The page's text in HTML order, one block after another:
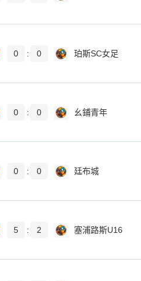
0 : 0 珀斯SC女足
0 : 0 幺鋪青年
0 : 0 廷布城
5 : 2 塞浦路斯U16